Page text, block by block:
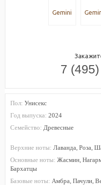
7
Пол: Унисекс
Год выпуска: 2024
Семейство: Древесные
Верхние ноты: Лаванда, Роза,
Основные ноты: Жасмин,
Бархатцы
Базовые ноты: Амбра, Пачули,